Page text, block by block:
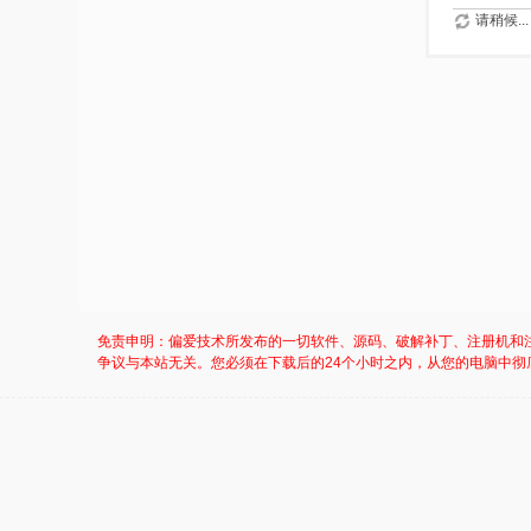
请稍候...
免责申明：偏爱技术所发布的一切软件、源码、破解补丁、注册机
争议与本站无关。您必须在下载后的24个小时之内，从您的电脑中